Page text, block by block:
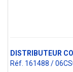
DISTRIBUTEUR
Réf. 161488 /